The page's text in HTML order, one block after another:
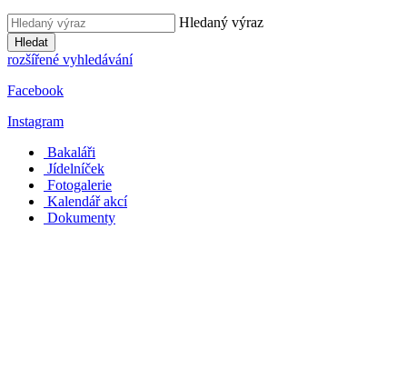
Hledaný výraz
Hledat
rozšířené vyhledávání
Facebook
Instagram
Bakaláři
Jídelníček
Fotogalerie
Kalendář akcí
Dokumenty